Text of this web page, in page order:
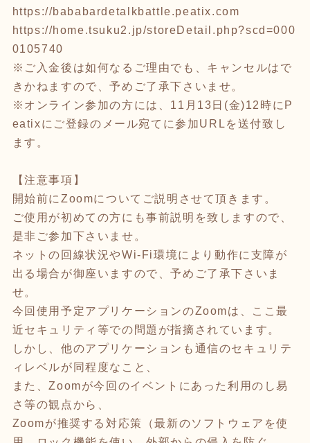
https://bababardetalkbattle.peatix.com
https://home.tsuku2.jp/storeDetail.php?scd=000
0105740
※ご入金後は如何なるご理由でも、キャンセルはで
きかねますので、予めご了承下さいませ。
※オンライン参加の方には、11月13日(金)12時にP
eatixにご登録のメール宛てに参加URLを送付致し
ます。
【注意事項】
開始前にZoomについてご説明させて頂きます。
ご使用が初めての方にも事前説明を致しますので、
是非ご参加下さいませ。
ネットの回線状況やWi-Fi環境により動作に支障が
出る場合が御座いますので、予めご了承下さいま
せ。
今回使用予定アプリケーションのZoomは、ここ最
近セキュリティ等での問題が指摘されています。
しかし、他のアプリケーションも通信のセキュリテ
ィレベルが同程度なこと、
また、Zoomが今回のイベントにあった利用のし易
さ等の観点から、
Zoomが推奨する対応策（最新のソフトウェアを使